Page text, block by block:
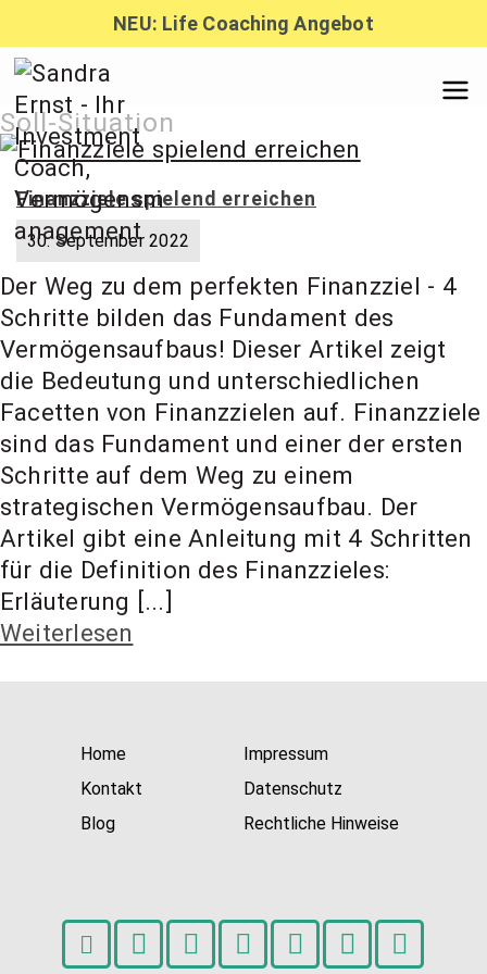
Inhalt
springen
NEU: Life Coaching Angebot
Sandra
Ernst –
Finanzber
atung,
Investmen
t Coach,
Anlageber
atung
Soll-Situation
Finanzziele spielend erreichen
30. September 2022
Der Weg zu dem perfekten Finanzziel - 4
Schritte bilden das Fundament des
Vermögensaufbaus! Dieser Artikel zeigt
die Bedeutung und unterschiedlichen
Facetten von Finanzzielen auf. Finanzziele
sind das Fundament und einer der ersten
Schritte auf dem Weg zu einem
strategischen Vermögensaufbau. Der
Artikel gibt eine Anleitung mit 4 Schritten
für die Definition des Finanzzieles:
Erläuterung [...]
Weiterlesen
Home
Kontakt
Blog
Impressum
Datenschutz
Rechtliche Hinweise